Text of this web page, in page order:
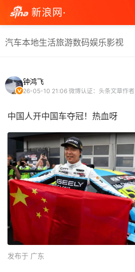
新浪网·
汽车本地生活旅游数码娱乐影视
钟鸿飞
26-05-10 21:06 微博认证：头条文章作者
中国人开中国车夺冠！热血呀 ​
发布于 广东